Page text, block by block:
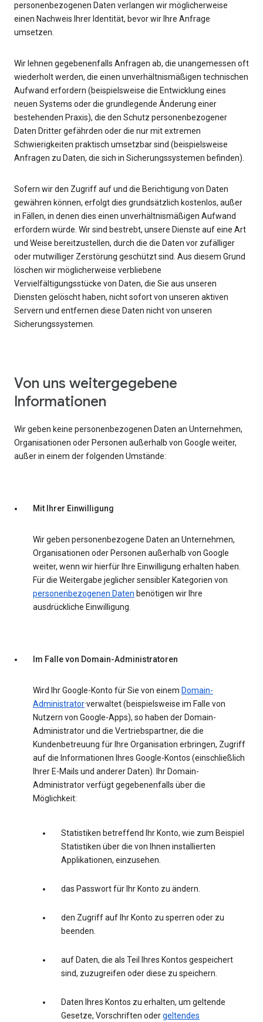
personenbezogenen Daten verlangen wir möglicherweise
einen Nachweis Ihrer Identität, bevor wir Ihre Anfrage
umsetzen.
Wir lehnen gegebenenfalls Anfragen ab, die unangemessen oft
wiederholt werden, die einen unverhältnismäßigen technischen
Aufwand erfordern (beispielsweise die Entwicklung eines
neuen Systems oder die grundlegende Änderung einer
bestehenden Praxis), die den Schutz personenbezogener
Daten Dritter gefährden oder die nur mit extremen
Schwierigkeiten praktisch umsetzbar sind (beispielsweise
Anfragen zu Daten, die sich in Sicherungssystemen befinden).
Sofern wir den Zugriff auf und die Berichtigung von Daten
gewähren können, erfolgt dies grundsätzlich kostenlos, außer
in Fällen, in denen dies einen unverhältnismäßigen Aufwand
erfordern würde. Wir sind bestrebt, unsere Dienste auf eine Art
und Weise bereitzustellen, durch die die Daten vor zufälliger
oder mutwilliger Zerstörung geschützt sind. Aus diesem Grund
löschen wir möglicherweise verbliebene
Vervielfältigungsstücke von Daten, die Sie aus unseren
Diensten gelöscht haben, nicht sofort von unseren aktiven
Servern und entfernen diese Daten nicht von unseren
Sicherungssystemen.
Von uns weitergegebene
Informationen
Wir geben keine personenbezogenen Daten an Unternehmen,
Organisationen oder Personen außerhalb von Google weiter,
außer in einem der folgenden Umstände:
Mit Ihrer Einwilligung
Wir geben personenbezogene Daten an Unternehmen,
Organisationen oder Personen außerhalb von Google
weiter, wenn wir hierfür Ihre Einwilligung erhalten haben.
Für die Weitergabe jeglicher sensibler Kategorien von
personenbezogenen Daten benötigen wir Ihre
ausdrückliche Einwilligung.
Im Falle von Domain-Administratoren
Wird Ihr Google-Konto für Sie von einem Domain-
Administrator·verwaltet (beispielsweise im Falle von
Nutzern von Google-Apps), so haben der Domain-
Administrator und die Vertriebspartner, die die
Kundenbetreuung für Ihre Organisation erbringen, Zugriff
auf die Informationen Ihres Google-Kontos (einschließlich
Ihrer E-Mails und anderer Daten). Ihr Domain-
Administrator verfügt gegebenenfalls über die
Möglichkeit:
Statistiken betreffend Ihr Konto, wie zum Beispiel
Statistiken über die von Ihnen installierten
Applikationen, einzusehen.
das Passwort für Ihr Konto zu ändern.
den Zugriff auf Ihr Konto zu sperren oder zu
beenden.
auf Daten, die als Teil Ihres Kontos gespeichert
sind, zuzugreifen oder diese zu speichern.
Daten Ihres Kontos zu erhalten, um geltende
Gesetze, Vorschriften odergeltendes